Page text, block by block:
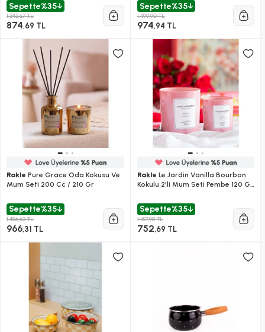
Sepette%35
1.345,67 TL
874,69 TL
Sepette%35
1.499,90 TL
974,94 TL
Rakle Pure Grace Oda Kokusu Ve
Mum Seti 200 Cc / 210 Gr
Sepette%35
1.486,63 TL
966,31 TL
Rakle Le Jardin Vanilla Bourbon
Kokulu 2'li Mum Seti Pembe 120 Gr
Sepette%35
1.157,98 TL
752,69 TL